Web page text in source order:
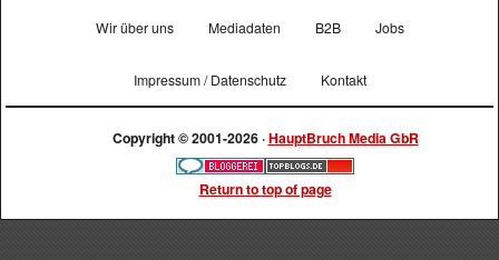
Wir über uns Mediadaten B2B Jobs
Impressum / Datenschutz Kontakt
Copyright © 2001-2026 ·HauptBruch Media GbR
Return to top of page